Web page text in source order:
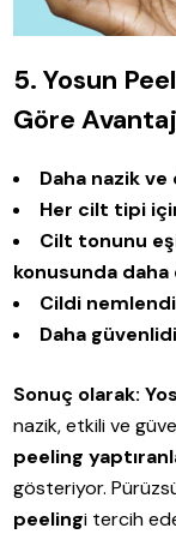
5. Yosun
Göre
Daha nazik
Her cilt tipi
Cilt tonunu
konusunda
Cildi
Daha
Sonuç olarak:
nazik, etkili ve
peeling
gösteriyor.
peelingi tercih